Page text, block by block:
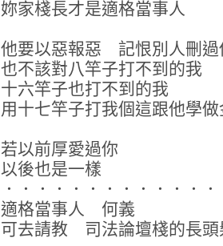
妳家棧長才是適格當事人
他要以惡報惡 記恨別人刪
也不該對八竿子打不到的我
十六竿子也打不到的我
用十七竿子打我個這跟他學
若以前厚愛過你
以後也是一樣
．．．．．．．．．．．．
適格當事人 何義
可去請教 司法論壇棧的長頭